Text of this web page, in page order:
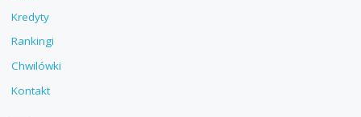
Kredyty
Rankingi
Chwilówki
Kontakt